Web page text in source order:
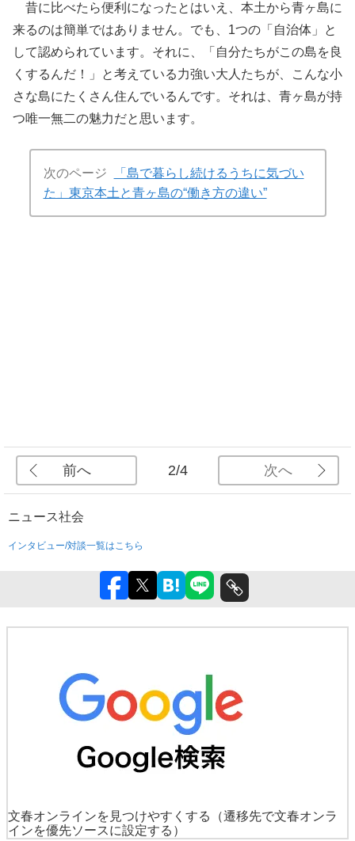
昔に比べたら便利になったとはいえ、本土から青ヶ島に
来るのは簡単ではありません。でも、1つの「自治体」と
して認められています。それに、「自分たちがこの島を良
くするんだ！」と考えている力強い大人たちが、こんな小
さな島にたくさん住んでいるんです。それは、青ヶ島が持
つ唯一無二の魅力だと思います。
次のページ
「島で暮らし続けるうちに気づい
た」東京本土と青ヶ島の“働き方の違い”
前へ 2/4 次へ
ニュース社会
インタビュー/対談一覧はこちら
文春オンラインを見つけやすくする
（遷移先で文春オンラ
インを優先ソースに設定する）